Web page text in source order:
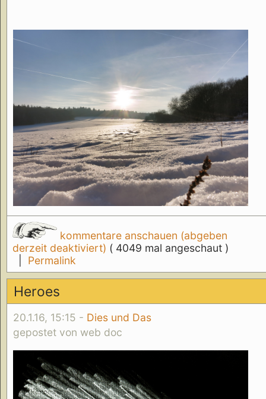
kommentare anschauen (abgeben
derzeit deaktiviert) ( 4049 mal angeschaut )
Permalink
Heroes
20.1.16, 15:15 - Dies und Das
gepostet von web doc